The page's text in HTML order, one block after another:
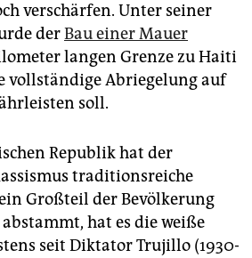
verschärfen. Unter seiner
derBau einer Mauer
langen Grenze zu Haiti
vollständige Abriegelung auf
soll.
Republik hat der
traditionsreiche
Großteil der Bevölkerung
hat es die weiße
seit Diktator Trujillo (1930-